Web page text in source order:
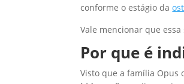
conforme o estágio da
Vale mencionar que
Por que é
Visto que a família Opus